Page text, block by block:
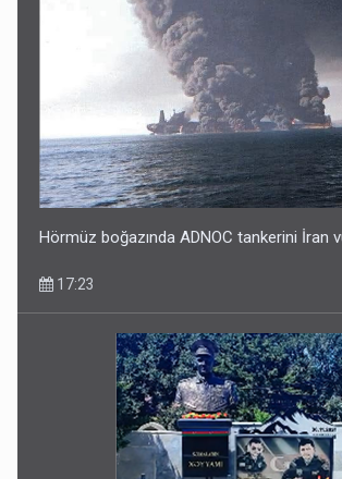
Hörmüz boğazında ADNOC tankerini İran
17:23